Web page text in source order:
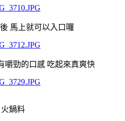
馬上就可以入口囉
嚼勁的口感 吃起來真爽快
火鍋料